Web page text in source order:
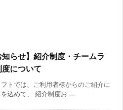
知らせ】紹介制度・チームラ
について
トでは、ご利用者様からのご紹介に
込めて、 紹介制度お ...